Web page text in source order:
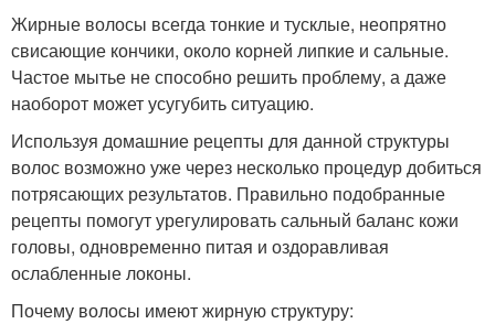
Жирные волосы всегда тонкие и тусклые, неопрятно
свисающие кончики, около корней липкие и сальные.
Частое мытье не способно решить проблему, а даже
наоборот может усугубить ситуацию.
Используя домашние рецепты для данной структуры
волос возможно уже через несколько процедур добиться
потрясающих результатов. Правильно подобранные
рецепты помогут урегулировать сальный баланс кожи
головы, одновременно питая и оздоравливая
ослабленные локоны.
Почему волосы имеют жирную структуру: